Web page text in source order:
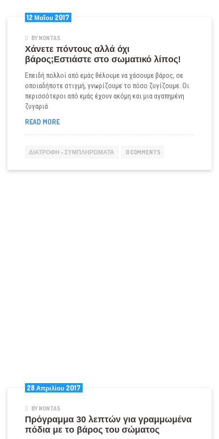
12 Μαΐου 2017
BY NONTAS
Χάνετε πόντους αλλά όχι
βάρος;Εστιάστε στο σωματικό λίπος!
Επειδή πολλοί από εμάς θέλουμε να χάσουμε βάρος, σε
οποιαδήποτε στιγμή, γνωρίζουμε το πόσο ζυγίζουμε. Οι
περισσότεροι από εμάς έχουν ακόμη και μια αγαπημένη
ζυγαριά
READ MOREΧΆΝΕΤΕ
ΌΧΙ
ΔΙΑΤΡΟΦΉ - ΣΥΜΠΛΗΡΏΜΑΤΑ 0 COMMENTS
28 Απριλίου 2017
BY NONTAS
Πρόγραμμα 30 λεπτών για γραμμωμένα
πόδια με το βάρος του σώματος